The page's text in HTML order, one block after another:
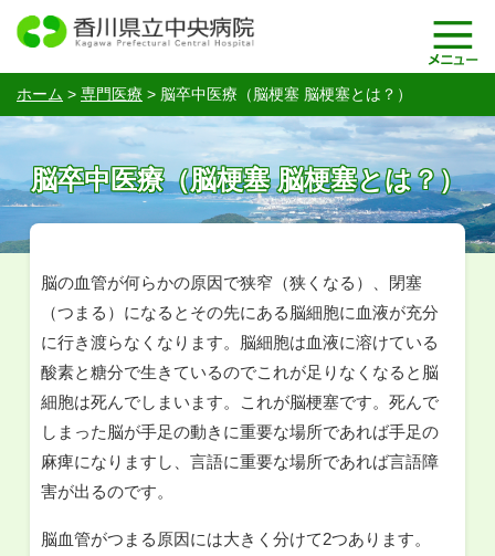
ホーム > 専門医療 > 脳卒中医療（脳梗塞 脳梗塞とは？）
脳卒中医療（脳梗塞 脳梗塞とは？）
脳の血管が何らかの原因で狭窄（狭くなる）、閉塞
（つまる）になるとその先にある脳細胞に血液が充分
に行き渡らなくなります。脳細胞は血液に溶けている
酸素と糖分で生きているのでこれが足りなくなると脳
細胞は死んでしまいます。これが脳梗塞です。死んで
しまった脳が手足の動きに重要な場所であれば手足の
麻痺になりますし、言語に重要な場所であれば言語障
害が出るのです。
脳血管がつまる原因には大きく分けて2つあります。